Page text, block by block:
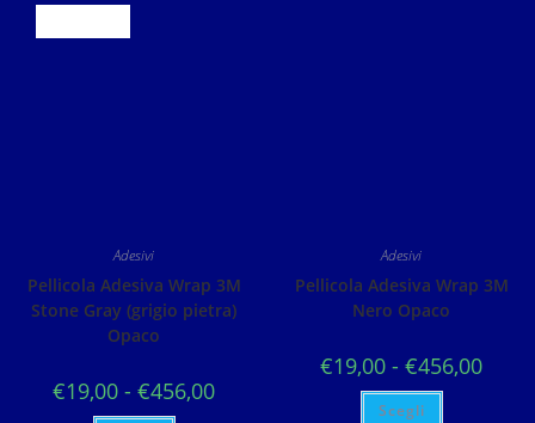
Adesivi
Pellicola Adesiva Wrap 3M
Stone Gray (grigio pietra)
Opaco
€19,00 - €456,00
Adesivi
Pellicola Adesiva Wrap 3M
Nero Opaco
€19,00 - €456,00
Scegli